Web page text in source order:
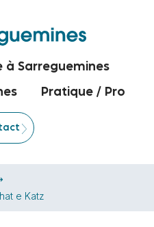
à Sarreguemines
Pratique / Pro
e Katz